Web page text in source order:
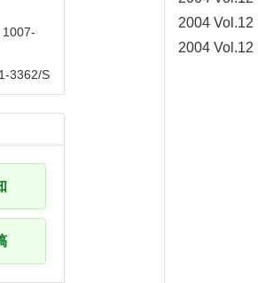
2004
2004
1007-
3362/S